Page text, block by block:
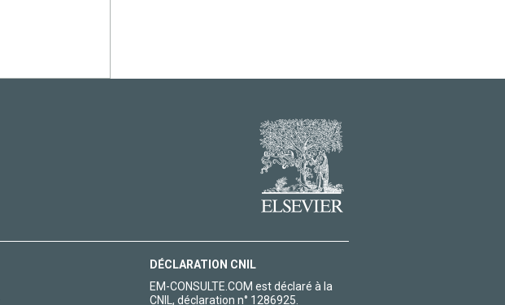
DÉCLARATION CNIL
EM-CONSULTE.COM est déclaré à la
CNIL, déclaration n° 1286925.